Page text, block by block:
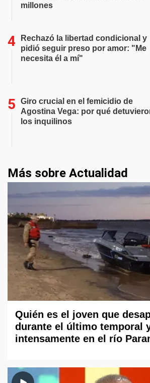
millones
Rechazó la libertad condicional y
pidió seguir preso por amor: "Me
necesita él a mí"
Giro crucial en el femicidio de
Agostina Vega: por qué
los inquilinos
Más sobre Actualidad
Quién es el joven que
durante el último temporal
intensamente en el río